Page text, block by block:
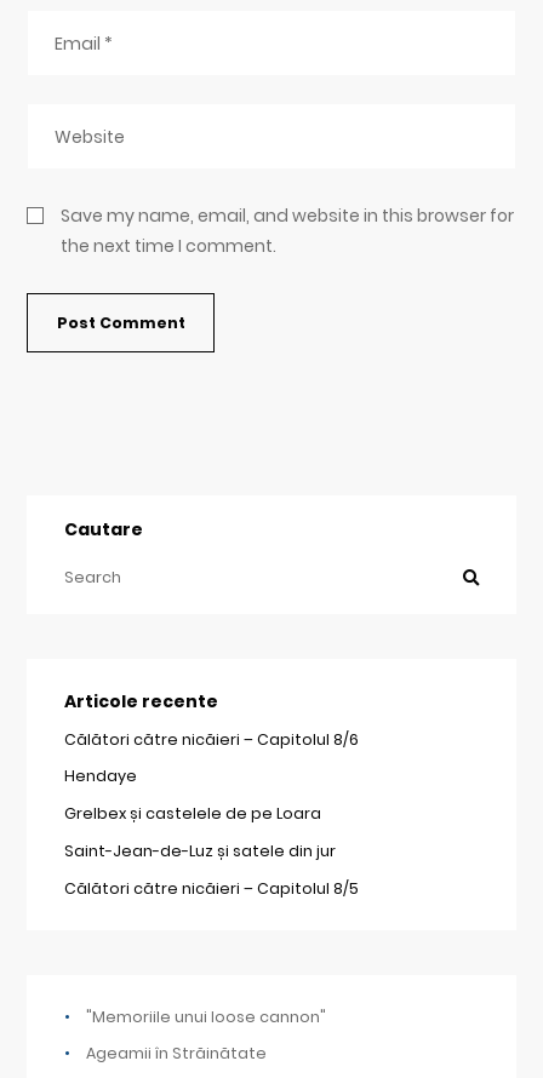
Save my name, email, and website in this browser for
the next time I comment.
Cautare
Articole recente
Călători către nicăieri – Capitolul 8/6
Hendaye
Grelbex și castelele de pe Loara
Saint-Jean-de-Luz și satele din jur
Călători către nicăieri – Capitolul 8/5
"Memoriile unui loose cannon"
Ageamii în Străinătate